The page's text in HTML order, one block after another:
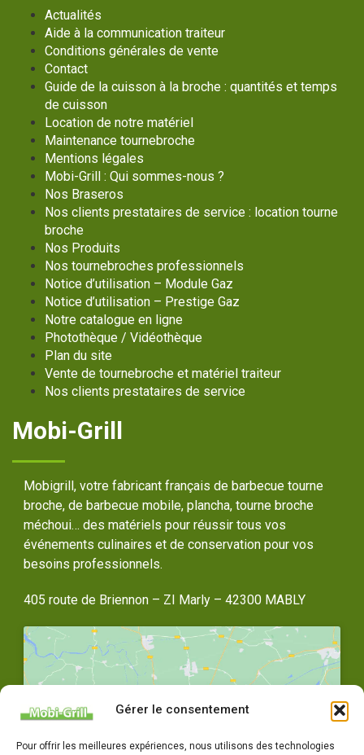
Gérer le consentement
Pour offrir les meilleures expériences, nous utilisons des technologies
Actualités
Aide à la communication traiteur
Conditions générales de vente
Contact
Guide de la cuisson à la broche : quantités et temps
de cuisson
Location de notre matériel
Maintenance tournebroche
Mentions légales
Mobi-Grill : Qui sommes-nous ?
Nos Braseros
Nos clients prestataires de service : location tourne
broche
Nos Produits
Nos tournebroches professionnels
Notice d’utilisation – Module Gaz
Notice d’utilisation – Prestige Gaz
Notre catalogue en ligne
Photothèque / Vidéothèque
Plan du site
Vente de tournebroche et matériel traiteur
Nos clients prestataires de service
Mobi-Grill
Mobigrill, votre fabricant français de barbecue tourne
broche, de barbecue mobile, plancha, tourne broche
méchoui… des matériels pour réussir tous vos
événements culinaires et de conservation pour vos
besoins professionnels.
405 route de Briennon – ZI Marly – 42300 MABLY
marketing et activer ce contenu